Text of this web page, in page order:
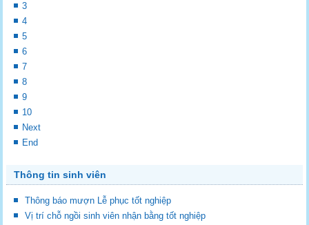
3
4
5
6
7
8
9
10
Next
End
Thông tin sinh viên
Thông báo mượn Lễ phục tốt nghiệp
Vị trí chỗ ngồi sinh viên nhận bằng tốt nghiệp